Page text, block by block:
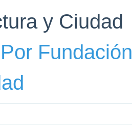
y Ciudad
Fundación